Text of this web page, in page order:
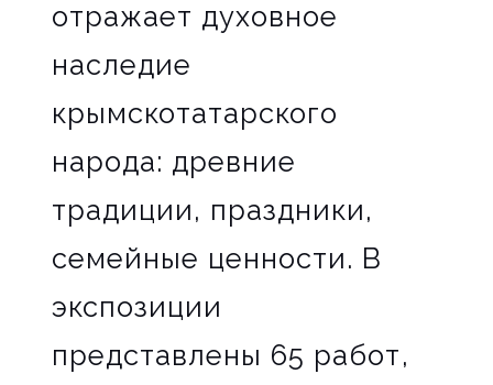
отражает духовное
наследие
крымскотатарского
народа: древние
традиции, праздники,
семейные ценности. В
экспозиции
представлены 65 работ,